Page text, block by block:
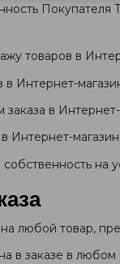
Покупателя
товаров в
Интернет-
в
Интернет-
на
любой товар,
в заказе в любом